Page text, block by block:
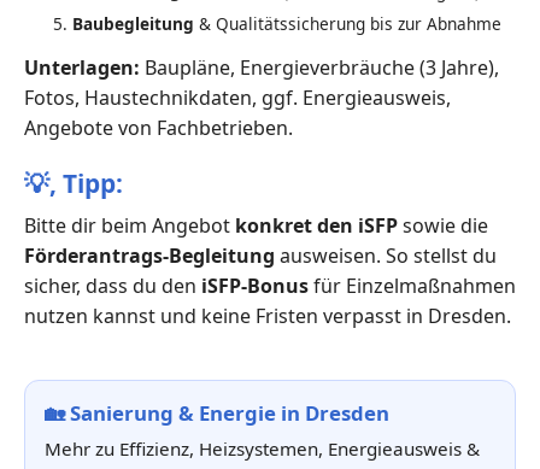
Baubegleitung & Qualitätssicherung bis zur Abnahme
Unterlagen: Baupläne, Energieverbräuche (3 Jahre),
Fotos, Haustechnikdaten, ggf. Energieausweis,
Angebote von Fachbetrieben.
💡, Tipp:
Bitte dir beim Angebot konkret den iSFPsowie die
Förderantrags-Begleitung ausweisen. So stellst du
sicher, dass du den iSFP-Bonusfür Einzelmaßnahmen
nutzen kannst und keine Fristen verpasst in Dresden.
🏡Sanierung & Energie in Dresden
Mehr zu Effizienz, Heizsystemen, Energieausweis &